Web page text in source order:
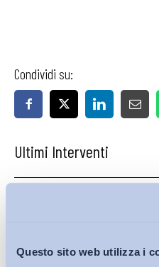
Questo sito web utilizza i
Condividi su:
Ultimi Interventi